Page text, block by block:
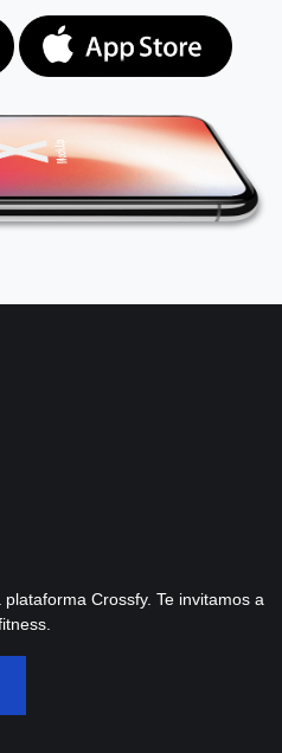
Crossfy. Te invitamos a